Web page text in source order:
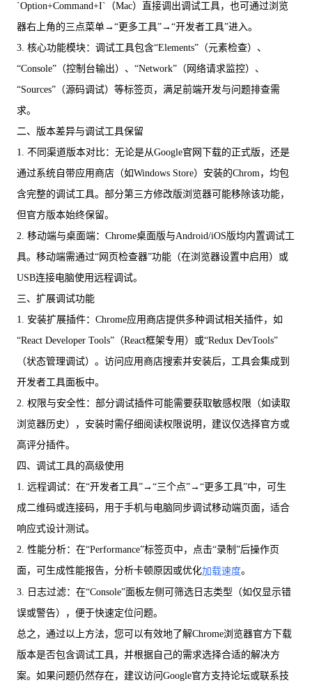
`Option+Command+I`（Mac）直接调出调试工具，也可通过浏览
器右上角的三点菜单→“更多工具”→“开发者工具”进入。
3. 核心功能模块：调试工具包含“Elements”（元素检查）、
“Console”（控制台输出）、“Network”（网络请求监控）、
“Sources”（源码调试）等标签页，满足前端开发与问题排查需
求。
二、版本差异与调试工具保留
1. 不同渠道版本对比：无论是从Google官网下载的正式版，还是
通过系统自带应用商店（如Windows Store）安装的Chrom，均包
含完整的调试工具。部分第三方修改版浏览器可能移除该功能，
但官方版本始终保留。
2. 移动端与桌面端：Chrome桌面版与Android/iOS版均内置调试工
具。移动端需通过“网页检查器”功能（在浏览器设置中启用）或
USB连接电脑使用远程调试。
三、扩展调试功能
1. 安装扩展插件：Chrome应用商店提供多种调试相关插件，如
“React Developer Tools”（React框架专用）或“Redux DevTools”
（状态管理调试）。访问应用商店搜索并安装后，工具会集成到
开发者工具面板中。
2. 权限与安全性：部分调试插件可能需要获取敏感权限（如读取
浏览器历史），安装时需仔细阅读权限说明，建议仅选择官方或
高评分插件。
四、调试工具的高级使用
1. 远程调试：在“开发者工具”→“三个点”→“更多工具”中，可生
成二维码或连接码，用于手机与电脑同步调试移动端页面，适合
响应式设计测试。
2. 性能分析：在“Performance”标签页中，点击“录制”后操作页
面，可生成性能报告，分析卡顿原因或优化加载速度。
3. 日志过滤：在“Console”面板左侧可筛选日志类型（如仅显示错
误或警告），便于快速定位问题。
总之，通过以上方法，您可以有效地了解Chrome浏览器官方下载
版本是否包含调试工具，并根据自己的需求选择合适的解决方
案。如果问题仍然存在，建议访问Google官方支持论坛或联系技